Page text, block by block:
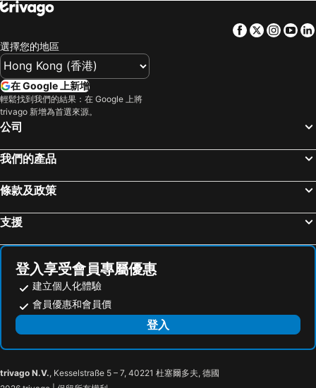
Facebook
Twitter
選擇您的地區
在 Google 上新增
輕鬆找到我們的結果：在 Google 上將
trivago 新增為首選來源。
公司
我們的產品
條款及政策
支援
登入享受會員專屬優惠
建立個人化體驗
會員優惠和會員價
登入
trivago N.V., Kesselstraße 5 – 7, 40221 杜塞爾多夫, 德國